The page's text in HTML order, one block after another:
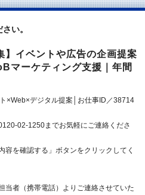
い。
】イベントや広告の企画提案
マーケティング支援｜年間
×Web×デジタル提案│お仕事ID／38714
02-1250までお気軽にご連絡くださ
容を確認する」ボタンをクリックしてく
者（携帯電話）よりご連絡させていた